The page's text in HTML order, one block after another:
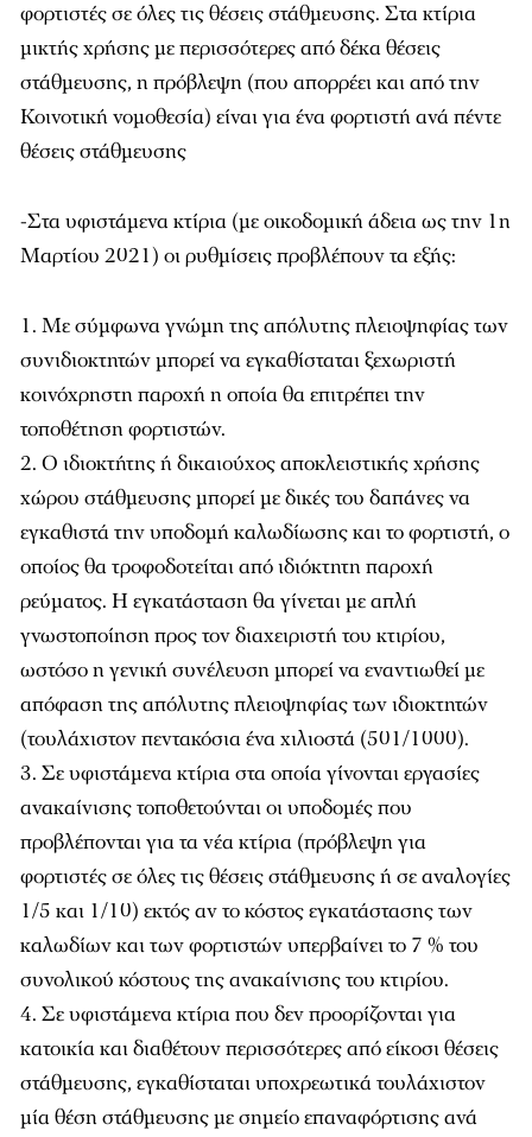
φορτιστές σε όλες τις θέσεις στάθμευσης. Στα κτίρια
μικτής χρήσης με περισσότερες από δέκα θέσεις
στάθμευσης, η πρόβλεψη (που απορρέει και από την
Κοινοτική νομοθεσία) είναι για ένα φορτιστή ανά πέντε
θέσεις στάθμευσης
-Στα υφιστάμενα κτίρια (με οικοδομική άδεια ως την 1η
Μαρτίου 2021) οι ρυθμίσεις προβλέπουν τα εξής:
Με σύμφωνα γνώμη της απόλυτης πλειοψηφίας των
συνιδιοκτητών μπορεί να εγκαθίσταται ξεχωριστή
κοινόχρηστη παροχή η οποία θα επιτρέπει την
τοποθέτηση φορτιστών.
Ο ιδιοκτήτης ή δικαιούχος αποκλειστικής χρήσης
χώρου στάθμευσης μπορεί με δικές του δαπάνες να
εγκαθιστά την υποδομή καλωδίωσης και το φορτιστή, ο
οποίος θα τροφοδοτείται από ιδιόκτητη παροχή
ρεύματος. Η εγκατάσταση θα γίνεται με απλή
γνωστοποίηση προς τον διαχειριστή του κτιρίου,
ωστόσο η γενική συνέλευση μπορεί να εναντιωθεί με
απόφαση της απόλυτης πλειοψηφίας των ιδιοκτητών
(τουλάχιστον πεντακόσια ένα χιλιοστά (501/1000).
Σε υφιστάμενα κτίρια στα οποία γίνονται εργασίες
ανακαίνισης τοποθετούνται οι υποδομές που
προβλέπονται για τα νέα κτίρια (πρόβλεψη για
φορτιστές σε όλες τις θέσεις στάθμευσης ή σε αναλογίες
1/5 και 1/10) εκτός αν το κόστος εγκατάστασης των
καλωδίων και των φορτιστών υπερβαίνει το 7 % του
συνολικού κόστους της ανακαίνισης του κτιρίου.
Σε υφιστάμενα κτίρια που δεν προορίζονται για
κατοικία και διαθέτουν περισσότερες από είκοσι θέσεις
στάθμευσης, εγκαθίσταται υποχρεωτικά τουλάχιστον
μία θέση στάθμευσης με σημείο επαναφόρτισης ανά